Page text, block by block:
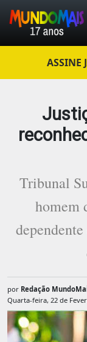
ASSINE
Tribunal
homem
por Redação
Quarta-feira, 22 de